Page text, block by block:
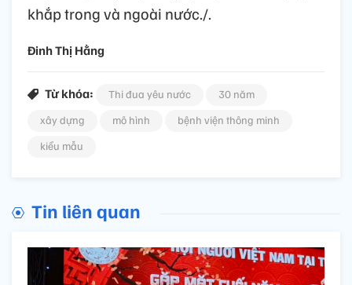
khắp trong và ngoài nước./.
Đinh Thị Hằng
Từ khóa: Thi đua yêu nước
30 năm
xây dựng
mô hình
bệnh viện thông minh
kiểu mẫu
Tin liên quan